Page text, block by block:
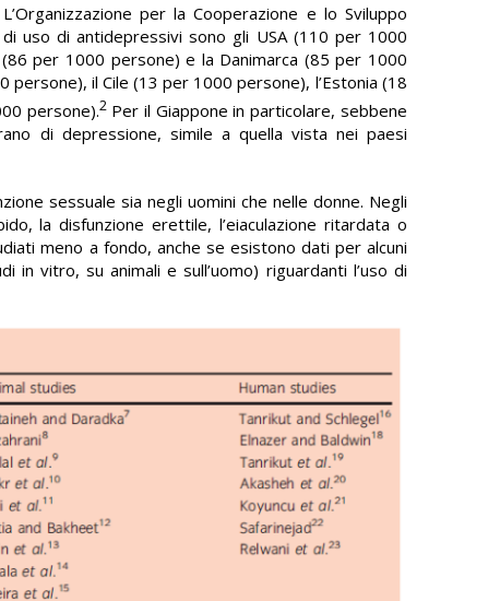
per la Cooperazione e lo Sviluppo
uso di antidepressivi sono gli USA (110 per 1000
per 1000 persone) e la Danimarca (85 per 1000
il Cile (13 per 1000 persone), l’Estonia (18
persone).2Per il Giappone in particolare, sebbene
di depressione, simile a quella vista nei paesi
sessuale sia negli uomini che nelle donne. Negli
la disfunzione erettile, l’eiaculazione ritardata o
meno a fondo, anche se esistono dati per alcuni
vitro, su animali e sull’uomo) riguardanti l’uso di